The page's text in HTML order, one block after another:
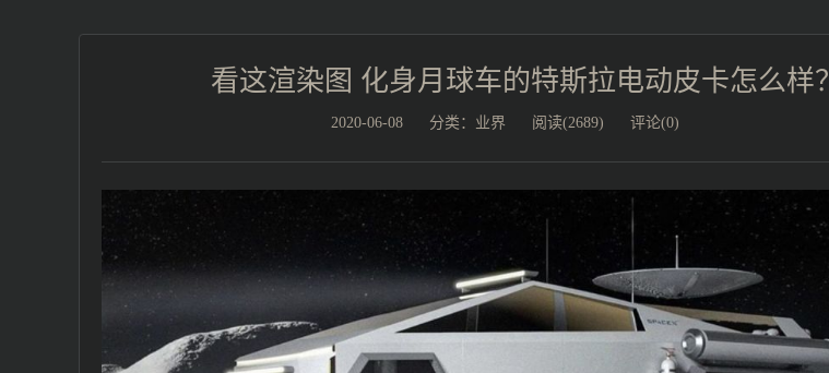
看这渲染图 化身月球车的特斯拉电动皮卡怎么样？
2020-06-08 分类： 业界 阅读(2689) 评论(0)